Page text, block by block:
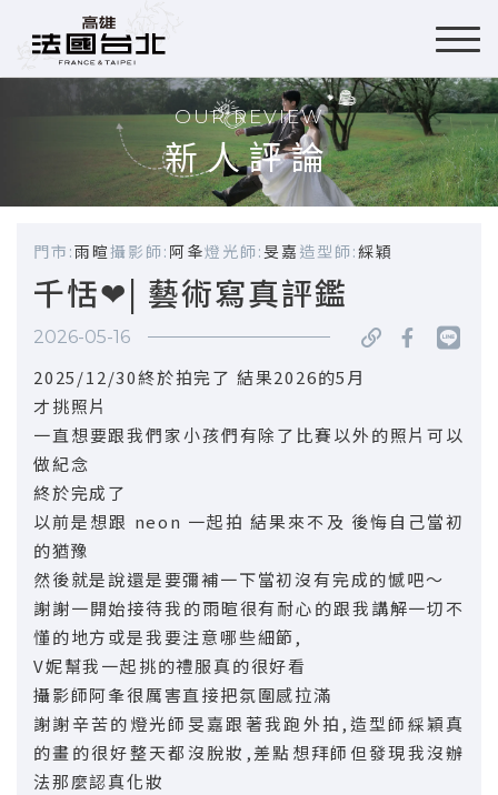
OUR REVIEW
新人評論
門市:雨暄攝影師: 阿夆燈光師:旻嘉 造型師:綵穎
千恬❤| 藝術寫真評鑑
2026-05-16
2025/12/30終於拍完了 結果2026的5月
才挑照片
一直想要跟我們家小孩們有除了比賽以外的照片可以
做紀念
終於完成了
以前是想跟 neon 一起拍 結果來不及 後悔自己當初
的猶豫
然後就是說還是要彌補一下當初沒有完成的憾吧〜
謝謝一開始接待我的雨暄很有耐心的跟我講解一切不
懂的地方或是我要注意哪些細節,
V妮幫我一起挑的禮服真的很好看
攝影師阿夆很厲害直接把氛圍感拉滿
謝謝辛苦的燈光師旻嘉跟著我跑外拍,造型師綵穎真
的畫的很好整天都沒脫妝,差點想拜師但發現我沒辦
法那麼認真化妝